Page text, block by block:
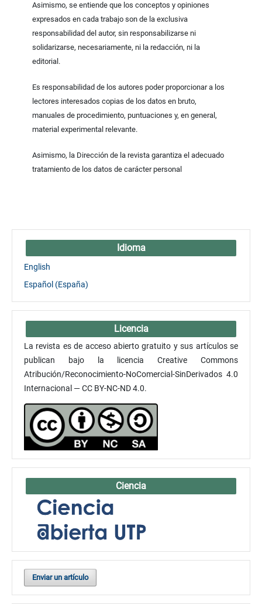
Asimismo, se entiende que los conceptos y opiniones
expresados en cada trabajo son de la exclusiva
responsabilidad del autor, sin responsabilizarse ni
solidarizarse, necesariamente, ni la redacción, ni la
editorial.
Es responsabilidad de los autores poder proporcionar a los
lectores interesados copias de los datos en bruto,
manuales de procedimiento, puntuaciones y, en general,
material experimental relevante.
Asimismo, la Dirección de la revista garantiza el adecuado
tratamiento de los datos de carácter personal
Idioma
English
Español (España)
Licencia
La revista es de acceso abierto gratuito y sus artículos se
publican bajo la licencia Creative Commons
Atribución/Reconocimiento-NoComercial-SinDerivados 4.0
Internacional — CC BY-NC-ND 4.0.
Ciencia
Enviar un artículo